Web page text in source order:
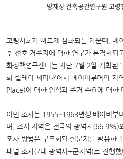
방재성 건축공간연구원 고
고령사회가 빠르게 심화되는 가운데, 베
후 선호 거주지에 대한 연구가 본격화되
화정책연구센터는 지난 7월 2일 개최된
회 릴레이 세미나’에서 베이비부머의
Place)에 대한 인식과 주거 수요에 대한
이번 조사는 1955~1963년생 베이비부
며, 조사 지역은 전국의 광역시(66.9%)
조사 방법은 구조화된 설문지를 활용한
패널 조사(7대 광역시+군지역)로 진행